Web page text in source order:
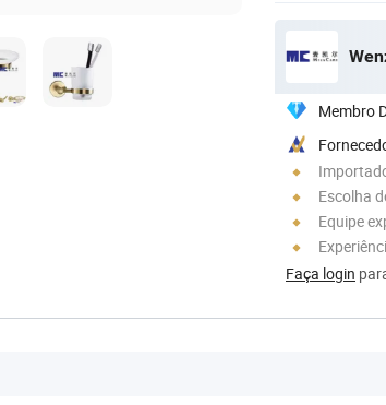
Membro
Escolha
Equipe
Faça login